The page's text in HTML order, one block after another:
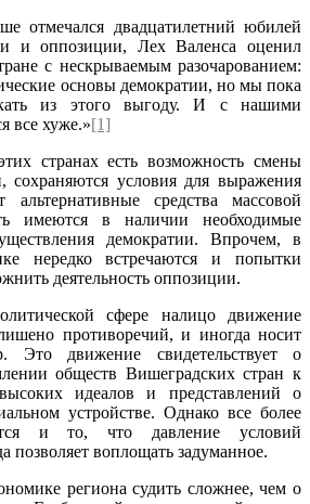
отмечался двадцатилетний юбилей
и оппозиции, Лех Валенса оценил
с нескрываемым разочарованием:
основы демократии, но мы пока
из этого выгоду. И с нашими
все хуже.»[1]
странах есть возможность смены
сохраняются условия для выражения
альтернативные средства массовой
имеются в наличии необходимые
демократии. Впрочем, в
нередко встречаются и попытки
деятельность оппозиции.
сфере налицо движение
противоречий, и иногда носит
Это движение свидетельствует о
обществ Вишеградских стран к
идеалов и представлений о
устройстве. Однако все более
и то, что давление условий
позволяет воплощать задуманное.
региона судить сложнее, чем о